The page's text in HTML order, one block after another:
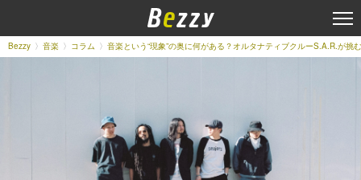
Bezzy 音楽 コラム 音楽という“現象”の奥に何がある？オルタナティブクルーS.A.R.が挑